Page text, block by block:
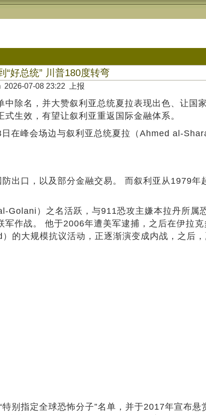
“好总统” 川普180度转弯
2026-07-08 23:22 上报
除名，并大赞叙利亚总统夏拉表现出色、让国
生效，有望让叙利亚重返国际金融体系。
在峰会场边与叙利亚总统夏拉（Ahmed al-
出口，以及部分金融交易。 而叙利亚从1979年
）之名活跃，与911恐攻主嫌本拉丹所属
作战。 他于2006年遭美军逮捕，之后在伊拉
的大规模抗议活动，正逐渐演变成内战，之后
别指定全球恐怖分子”名单，并于2017年宣布